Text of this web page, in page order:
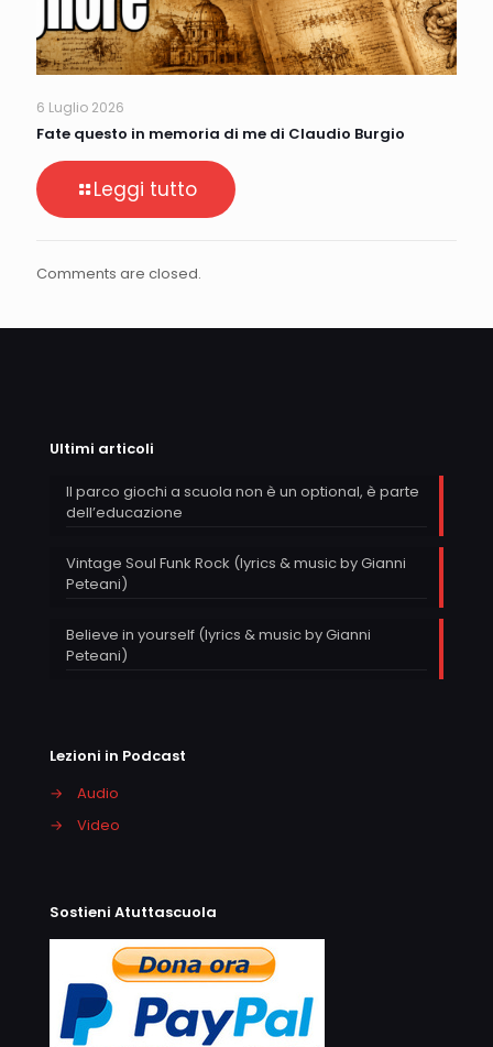
6 Luglio 2026
Fate questo in memoria di me di Claudio Burgio
Leggi tutto
Comments are closed.
Ultimi articoli
Il parco giochi a scuola non è un optional, è parte
dell’educazione
Vintage Soul Funk Rock (lyrics & music by Gianni
Peteani)
Believe in yourself (lyrics & music by Gianni
Peteani)
Lezioni in Podcast
→
Audio
→
Video
Sostieni Atuttascuola